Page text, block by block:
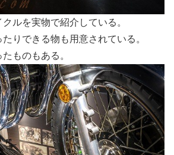
ルを実物で紹介している。
りできる物も用意されている。
ものもある。